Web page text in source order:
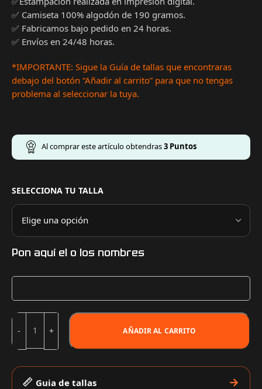
✅ Camiseta 100% algodón de 190 gramos.
✅ Fabricamos bajo pedido en 24 horas.
✅ Envíos en 24/48 horas.
*IMPORTANTE: Sigue la Guía de tallas que encontraras
debajo del botón “Añadir al carrito” para que no tengas
problema al seleccionar la tuya.
Al comprar este artículo obtendras3 Puntos
SELECCIONA TU TALLA
Pon aquí el o los nombres
AÑADIR AL CARRITO
Guia de tallas